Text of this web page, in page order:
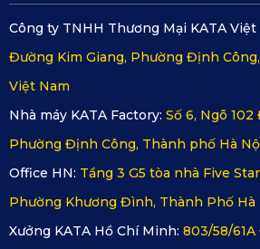
Công ty TNHH Thương Mại KATA Việt
Đường Kim Giang, Phường Định
Việt Nam
Nhà máy KATA Factory: Số 6, Ngõ
Phường Định Công, Thành phố Hà
Office HN: Tầng 3 G5 tòa nhà Five
Phường Khương Đình, Thành Phố Hà
Xưởng KATA Hồ Chí Minh: 803/58/